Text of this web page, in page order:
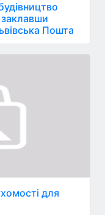
Пошта
для